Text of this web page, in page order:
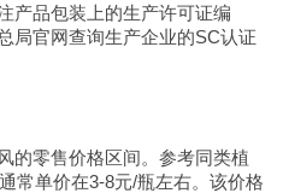
产品包装上的生产许可证编
局官网查询生产企业的SC认证
的零售价格区间。参考同类植
常单价在3-8元/瓶左右。该价格